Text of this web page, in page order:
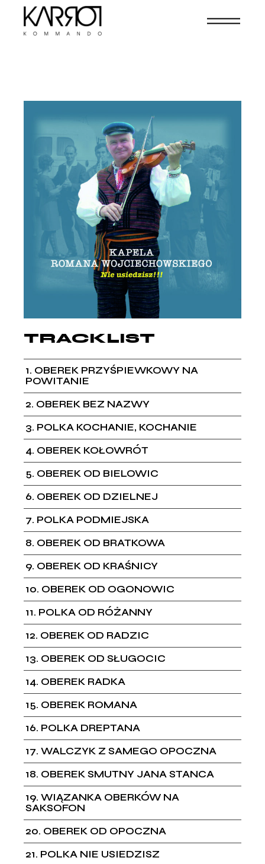
TRACKLIST
1 OBEREK PRZYŚPIEWKOWY NA
POWITANIE
2 OBEREK BEZ NAZWY
3 POLKA KOCHANIE, KOCHANIE
4 OBEREK KOŁOWRÓT
5 OBEREK OD BIELOWIC
6 OBEREK OD DZIELNEJ
7 POLKA PODMIEJSKA
8 OBEREK OD BRATKOWA
9 OBEREK OD KRAŚNICY
10 OBEREK OD OGONOWIC
11 POLKA OD RÓŻANNY
12 OBEREK OD RADZIC
13 OBEREK OD SŁUGOCIC
14 OBEREK RADKA
15 OBEREK ROMANA
16 POLKA DREPTANA
17 WALCZYK Z SAMEGO OPOCZNA
18 OBEREK SMUTNY JANA STANCA
19 WIĄZANKA OBERKÓW NA
SAKSOFON
20 OBEREK OD OPOCZNA
21 POLKA NIE USIEDZISZ